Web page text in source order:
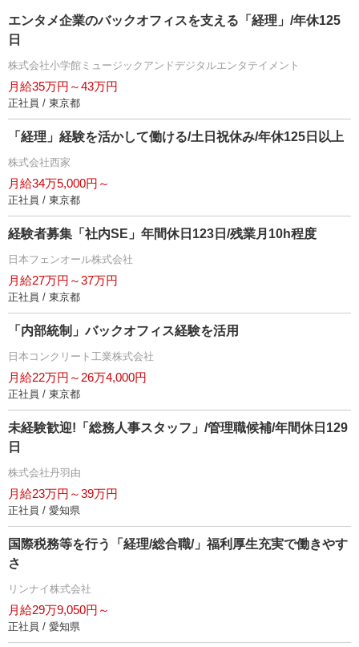
エンタメ企業のバックオフィスを支える「経理」/年休125
日
株式会社小学館ミュージックアンドデジタルエンタテイメント
月給35万円～43万円
正社員 / 東京都
「経理」経験を活かして働ける/土日祝休み/年休125日以上
株式会社西家
月給34万5,000円～
正社員 / 東京都
経験者募集「社内SE」年間休日123日/残業月10h程度
日本フェンオール株式会社
月給27万円～37万円
正社員 / 東京都
「内部統制」バックオフィス経験を活用
日本コンクリート工業株式会社
月給22万円～26万4,000円
正社員 / 東京都
未経験歓迎!「総務人事スタッフ」/管理職候補/年間休日129
日
株式会社丹羽由
月給23万円～39万円
正社員 / 愛知県
国際税務等を行う「経理/総合職/」福利厚生充実で働きやす
さ
リンナイ株式会社
月給29万9,050円～
正社員 / 愛知県